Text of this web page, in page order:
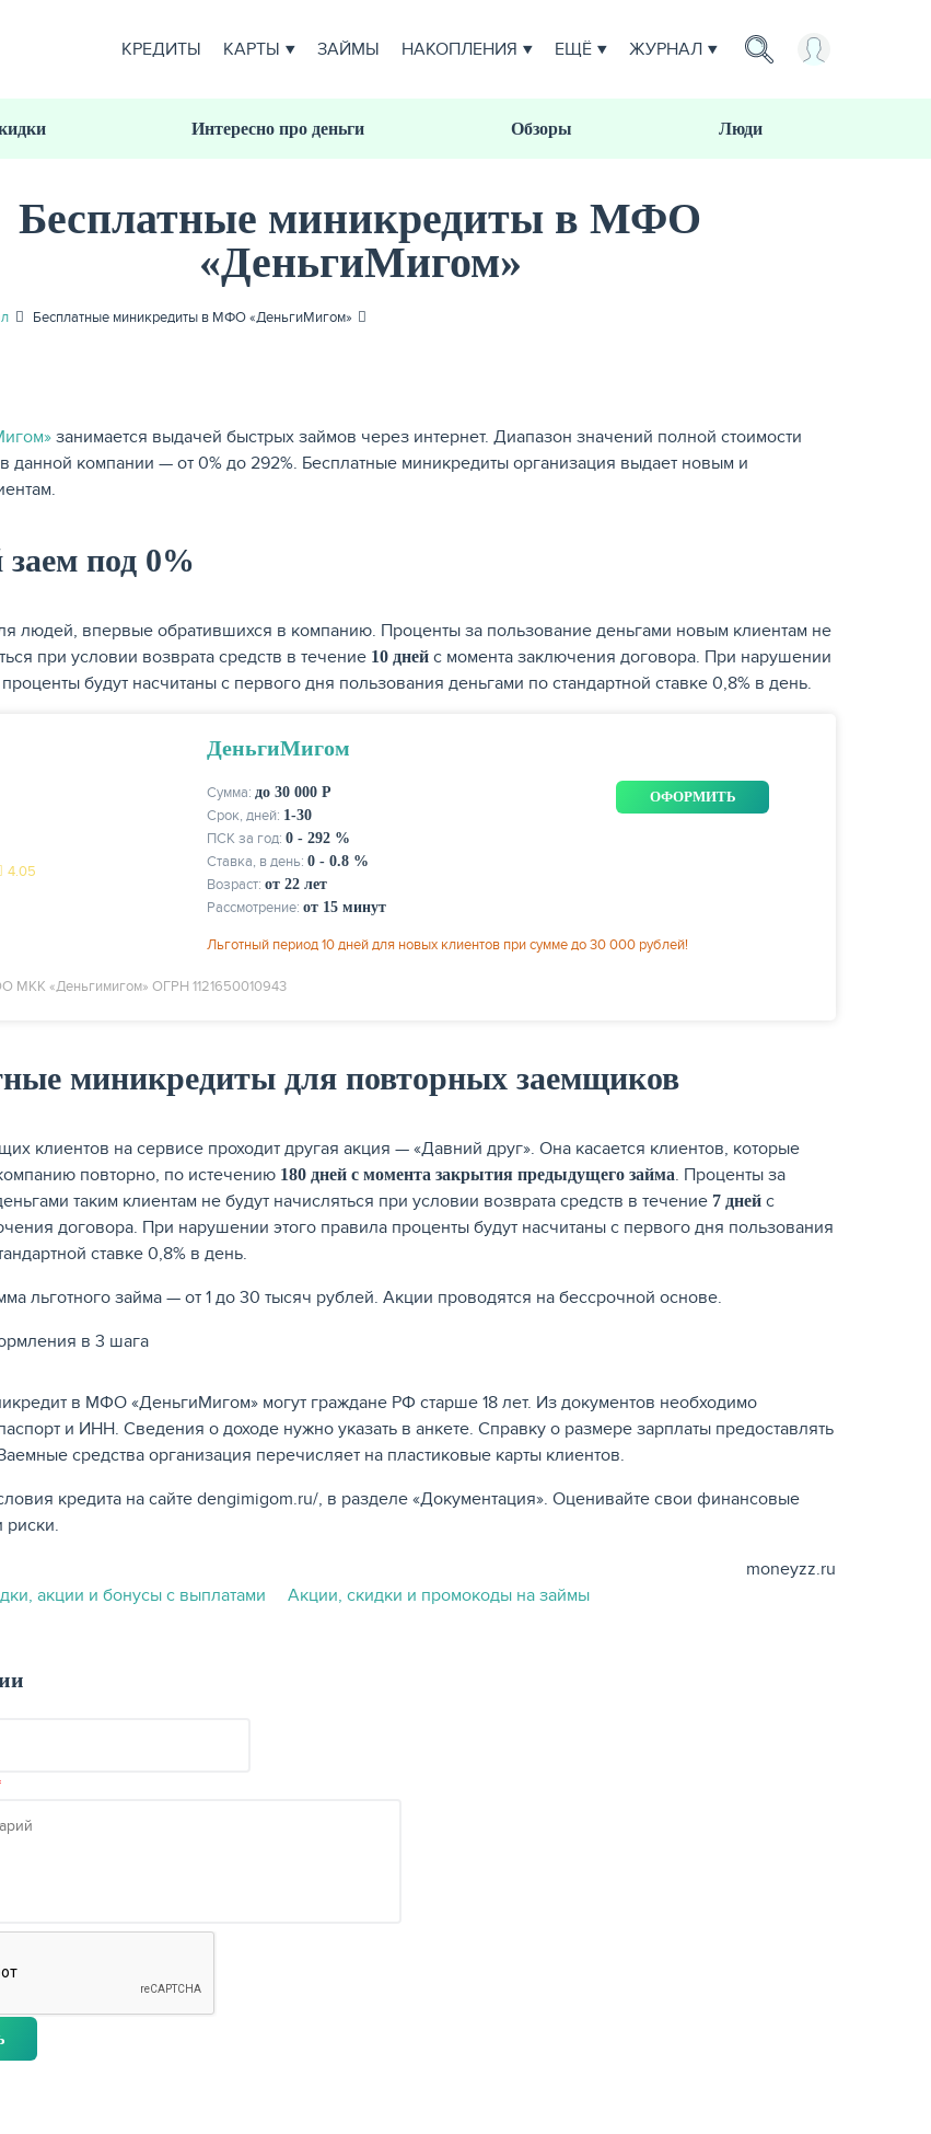
КРЕДИТЫ КАРТЫ ЗАЙМЫ НАКОПЛЕНИЯ ЕЩЁ ЖУРНАЛ
Интересно про деньги Обзоры Люди
Бесплатные миникредиты в МФО
«ДеньгиМигом»
Бесплатные миникредиты в МФО «ДеньгиМигом»
занимается выдачей быстрых займов через интернет. Диапазон значений полной стоимости
данной компании — от 0% до 292%. Бесплатные миникредиты организация выдает новым и
под 0%
людей, впервые обратившихся в компанию. Проценты за пользование деньгами новым клиентам не
при условии возврата средств в течение 10 дней с момента заключения договора. При нарушении
будут насчитаны с первого дня пользования деньгами по стандартной ставке 0,8% в день.
4.05
ДеньгиМигом
Сумма: до 30 000 Р
Срок, дней: 1-30
ПСК за год: 0 - 292 %
Ставка, в день: 0 - 0.8 %
Возраст: от 22 лет
Рассмотрение: от 15 минут
ОФОРМИТЬ
Льготный период 10 дней для новых клиентов при сумме до 30 000 рублей!
МКК «Деньгимигом» ОГРН 1121650010943
миникредиты для повторных заемщиков
клиентов на сервисе проходит другая акция — «Давний друг». Она касается клиентов, которые
повторно, по истечению 180 дней с момента закрытия предыдущего займа. Проценты за
таким клиентам не будут начисляться при условии возврата средств в течение 7 дней с
договора. При нарушении этого правила проценты будут насчитаны с первого дня пользования
ставке 0,8% в день.
льготного займа — от 1 до 30 тысяч рублей. Акции проводятся на бессрочной основе.
в МФО «ДеньгиМигом» могут граждане РФ старше 18 лет. Из документов необходимо
и ИНН. Сведения о доходе нужно указать в анкете. Справку о размере зарплаты предоставлять
средства организация перечисляет на пластиковые карты клиентов.
кредита на сайте dengimigom.ru/, в разделе «Документация». Оценивайте свои финансовые
риски.
moneyzz.ru
акции и бонусы с выплатами Акции, скидки и промокоды на займы